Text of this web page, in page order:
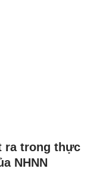
ra trong thực
NHNN